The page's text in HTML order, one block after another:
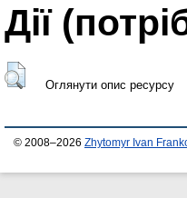
Дії
Оглянути опис ресурсу
© 2008–2026 Zhytomyr Ivan